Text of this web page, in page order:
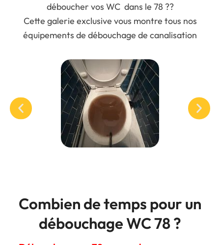
déboucher vos WC dans le 78 ??
Cette galerie exclusive vous montre tous nos
équipements de débouchage de canalisation
Combien de temps pour un
débouchage WC 78 ?